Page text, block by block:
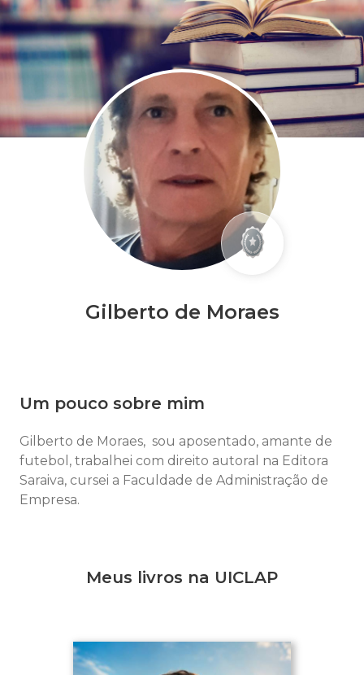
Gilberto de Moraes
Um pouco sobre mim
Gilberto de Moraes, sou aposentado, amante de
futebol, trabalhei com direito autoral na Editora
Saraiva, cursei a Faculdade de Administração de
Empresa.
Meus livros na UICLAP